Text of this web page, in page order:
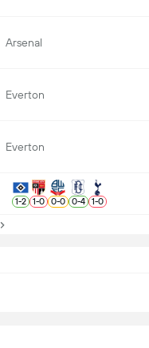
Arsenal
Everton
Everton
1-2 1-0 0-0 0-4 1-0